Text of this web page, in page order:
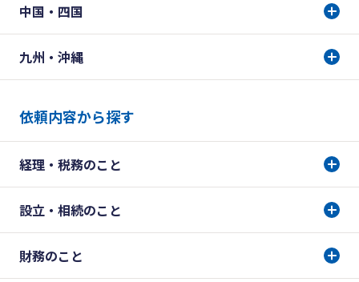
中国・四国
九州・沖縄
依頼内容から探す
経理・税務のこと
設立・相続のこと
財務のこと